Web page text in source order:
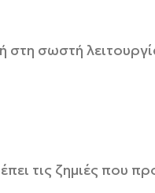
στη σωστή
τις ζημιές που